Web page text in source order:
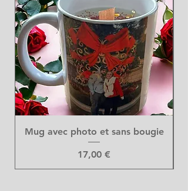
Mug avec photo et sans bougie
Prix
17,00 €